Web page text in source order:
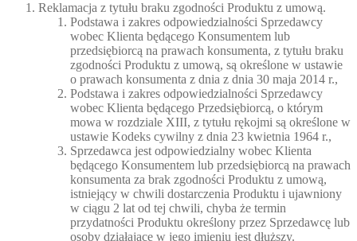
Reklamacja z tytułu braku zgodności Produktu z umową.
Podstawa i zakres odpowiedzialności Sprzedawcy
wobec Klienta będącego Konsumentem lub
przedsiębiorcą na prawach konsumenta, z tytułu braku
zgodności Produktu z umową, są określone w ustawie
o prawach konsumenta z dnia z dnia 30 maja 2014 r.,
Podstawa i zakres odpowiedzialności Sprzedawcy
wobec Klienta będącego Przedsiębiorcą, o którym
mowa w rozdziale XIII, z tytułu rękojmi są określone w
ustawie Kodeks cywilny z dnia 23 kwietnia 1964 r.,
Sprzedawca jest odpowiedzialny wobec Klienta
będącego Konsumentem lub przedsiębiorcą na prawach
konsumenta za brak zgodności Produktu z umową,
istniejący w chwili dostarczenia Produktu i ujawniony
w ciągu 2 lat od tej chwili, chyba że termin
przydatności Produktu określony przez Sprzedawcę lub
osoby działające w jego imieniu jest dłuższy.